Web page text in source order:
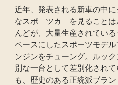
近年、発表される新車の中
なスポーツカーを見ること
んどが、大量生産されてい
ベースにしたスポーツモデ
ンジンをチューング。ルッ
別な一台として差別化され
も、歴史のある正統派ブラ